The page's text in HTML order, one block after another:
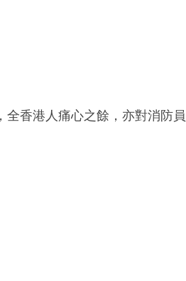
香港人痛心之餘，亦對消防